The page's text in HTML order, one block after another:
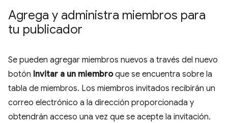
Agrega y administra miembros para
tu publicador
Se pueden agregar miembros nuevos a través del nuevo
botón Invitar a un miembroque se encuentra sobre la
tabla de miembros. Los miembros invitados recibirán un
correo electrónico a la dirección proporcionada y
obtendrán acceso una vez que se acepte la invitación.